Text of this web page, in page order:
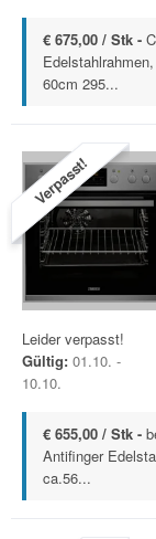
€ 675,00 / Stk -
60cm 295...
Verpasst!
Leider verpasst!
Gültig: 01.10. -
10.10.
€ 655,00 / Stk -
Antifinger
ca.56...